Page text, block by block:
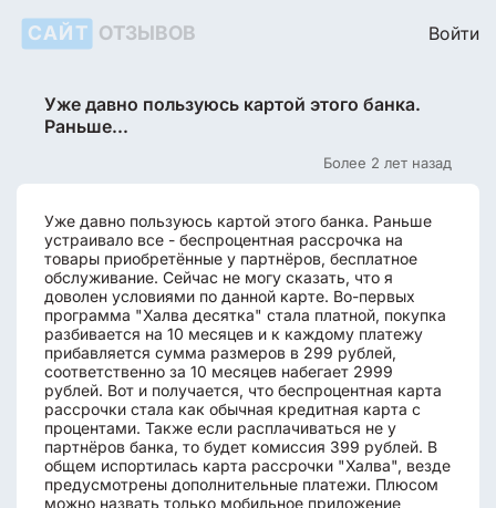
САЙТ ОТЗЫВОВ Войти
Уже давно пользуюсь картой этого банка.
Раньше...
Более 2 лет назад
Уже давно пользуюсь картой этого банка. Раньше
устраивало все - беспроцентная рассрочка на
товары приобретённые у партнёров, бесплатное
обслуживание. Сейчас не могу сказать, что я
доволен условиями по данной карте. Во-первых
программа "Халва десятка" стала платной, покупка
разбивается на 10 месяцев и к каждому платежу
прибавляется сумма размеров в 299 рублей,
соответственно за 10 месяцев набегает 2999
рублей. Вот и получается, что беспроцентная карта
рассрочки стала как обычная кредитная карта с
процентами. Также если расплачиваться не у
партнёров банка, то будет комиссия 399 рублей. В
общем испортилась карта рассрочки "Халва", везде
предусмотрены дополнительные платежи. Плюсом
можно назвать только мобильное приложение